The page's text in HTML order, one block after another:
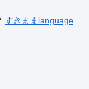
すきままlanguage